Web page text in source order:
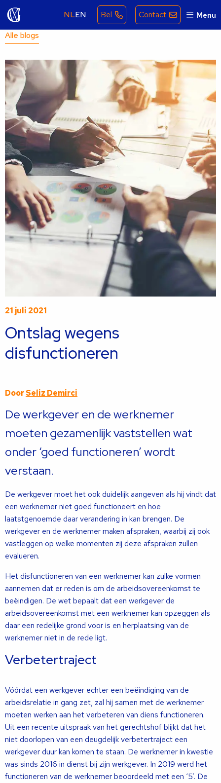
NLEN Bel Contact Menu
Alle blogs
21 juli 2021
Ontslag wegens
disfunctioneren
DoorSeliz Demirci
De werkgever en de werknemer
moeten gezamenlijk vaststellen wat
onder ‘goed functioneren’ wordt
verstaan.
De werkgever moet het ook duidelijk aangeven als hij vindt dat
een werknemer niet goed functioneert en hoe
laatstgenoemde daar verandering in kan brengen. De
werkgever en de werknemer maken afspraken, waarbij zij ook
vastleggen op welke momenten zij deze afspraken zullen
evalueren.
Het disfunctioneren van een werknemer kan zulke vormen
aannemen dat er reden is om de arbeidsovereenkomst te
beëindigen. De wet bepaalt dat een werkgever de
arbeidsovereenkomst met een werknemer kan opzeggen als
daar een redelijke grond voor is en herplaatsing van de
werknemer niet in de rede ligt.
Verbetertraject
Vóórdat een werkgever echter een beëindiging van de
arbeidsrelatie in gang zet, zal hij samen met de werknemer
moeten werken aan het verbeteren van diens functioneren.
Uit een recente uitspraak van het gerechtshof blijkt dat het
niet doorlopen van een deugdelijk verbetertraject een
werkgever duur kan komen te staan. De werknemer in kwestie
was sinds 2016 in dienst bij zijn werkgever. In 2019 werd het
functioneren van de werknemer beoordeeld met een ‘5’. De